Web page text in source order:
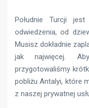
Południe Turcji
odwiedzenia, od
Musisz dokładnie
jak najwięcej.
przygotowaliśmy
pobliżu Antalyi, które
z naszej prywatnej